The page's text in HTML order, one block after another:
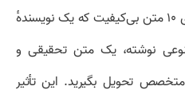
توصیهٔ نهایی این است که به جای ۱۰ متن بی‌کیفیت که یک نویسندهٔ
نوشته، یک متن تحقیقی و
تحویل بگیرید. این تأثیر